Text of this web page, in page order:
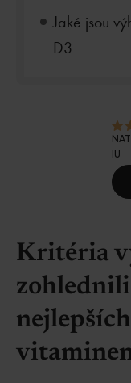
Jaké jsou
D3
IU
Kritéria